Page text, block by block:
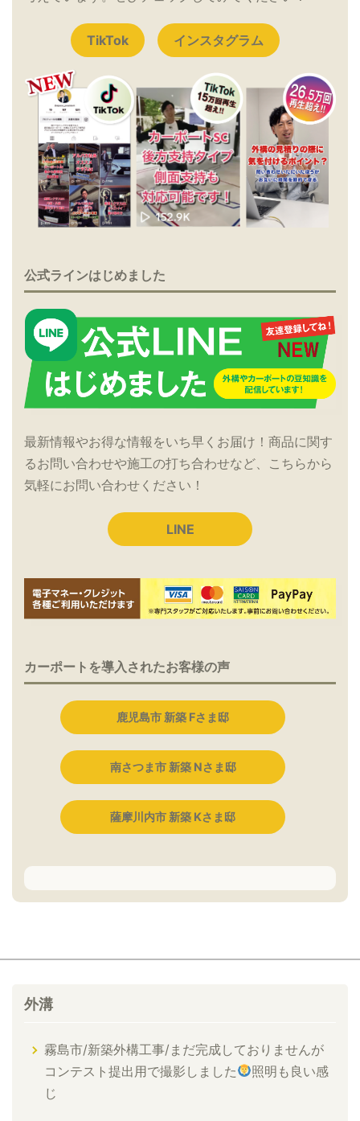
TikTok インスタグラム
公式ラインはじめました
最新情報やお得な情報をいち早くお届け！商品に関す
るお問い合わせや施工の打ち合わせなど、こちらから
気軽にお問い合わせください！
LINE
カーポートを導入されたお客様の声
鹿児島市 新築 Fさま邸
南さつま市 新築 Nさま邸
薩摩川内市 新築 Kさま邸
外溝
霧島市/新築外構工事/まだ完成しておりませんが
コンテスト提出用で撮影しました
照明も良い感
じ